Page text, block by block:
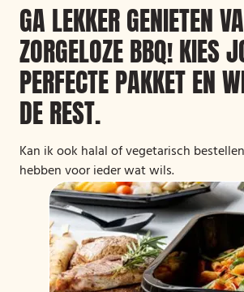
GA LEKKER GENIETEN
ZORGELOZE BBQ! KIES
PERFECTE PAKKET EN
DE REST.
Kan ik ook halal of vegetarisch
hebben voor ieder wat wils.